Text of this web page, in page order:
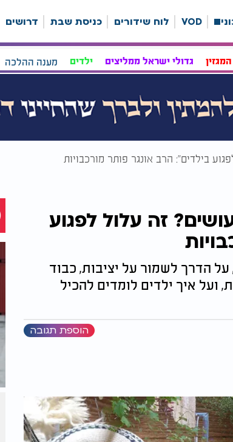
VOD לוח שידורים כניסת שבת דרושים
המגזין גדולי ישראל ממליצים ילדים מענה ההלכה
בילדים": הרב אונגר פותר מורכבויות
זה עלול לפגוע
על הדרך לשמור על יציבות, כבוד
ועל איך ילדים לומדים להכיל
הוספת תגובה